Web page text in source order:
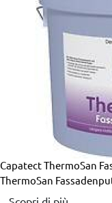
Capatect ThermoSan
ThermoSan